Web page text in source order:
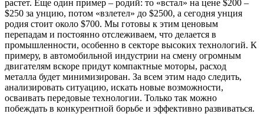
растет. Еще один пример – родий: то «встал» на цене $200 –
$250 за унцию, потом «взлетел» до $2500, а сегодня унция
родия стоит около $700. Мы готовы к этим ценовым
перепадам и постоянно отслеживаем, что делается в
промышленности, особенно в секторе высоких технологий. К
примеру, в автомобильной индустрии на смену огромным
двигателям вскоре придут компактные моторы, расход
металла будет минимизирован. За всем этим надо следить,
анализировать ситуацию, искать новые возможности,
осваивать передовые технологии. Только так можно
побеждать в конкурентной борьбе и эффективно развиваться.